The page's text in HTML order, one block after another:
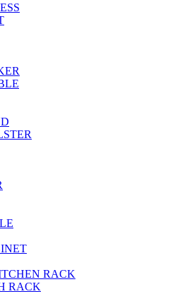
RACK
RACK